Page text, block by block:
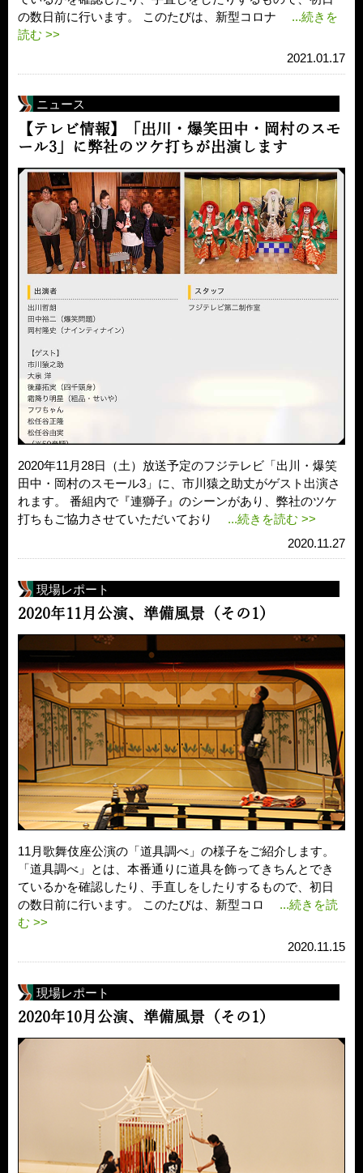
の数日前に行います。 このたびは、新型コロナ
...続きを
読む >>
2021.01.17
ニュース
【テレビ情報】「出川・爆笑田中・岡村のスモ
ール3」に弊社のツケ打ちが出演します
2020年11月28日（土）放送予定のフジテレビ「出川・爆笑
田中・岡村のスモール3」に、市川猿之助丈がゲスト出演さ
れます。 番組内で『連獅子』のシーンがあり、弊社のツケ
打ちもご協力させていただいており
...続きを読む >>
2020.11.27
現場レポート
2020年11月公演、準備風景（その1）
11月歌舞伎座公演の「道具調べ」の様子をご紹介します。
「道具調べ」とは、本番通りに道具を飾ってきちんとでき
ているかを確認したり、手直しをしたりするもので、初日
の数日前に行います。 このたびは、新型コロ
...続きを読
む >>
2020.11.15
現場レポート
2020年10月公演、準備風景（その1）